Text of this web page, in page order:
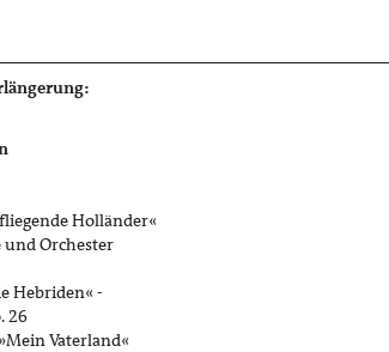
Holländer«
Orchester
Hebriden« -
26
Vaterland«